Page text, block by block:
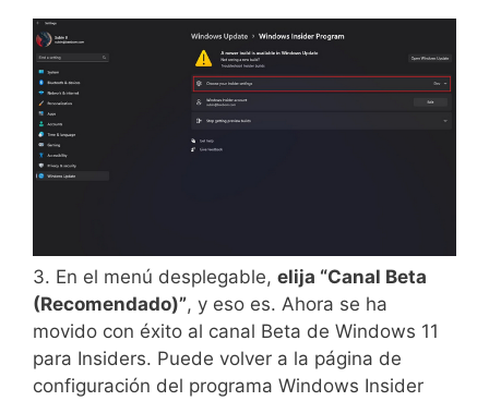
3. En el menú desplegable, elija “Canal Beta
(Recomendado)”, y eso es. Ahora se ha
movido con éxito al canal Beta de Windows 11
para Insiders. Puede volver a la página de
configuración del programa Windows Insider